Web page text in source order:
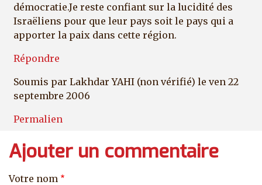
démocratie.Je reste confiant sur la lucidité des
Israëliens pour que leur pays soit le pays qui a
apporter la paix dans cette région.
Répondre
Soumis par Lakhdar YAHI (non vérifié) le ven 22
septembre 2006
Permalien
Ajouter un commentaire
Votre nom